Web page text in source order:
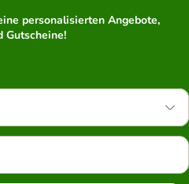
personalisierten Angebote,
Gutscheine!